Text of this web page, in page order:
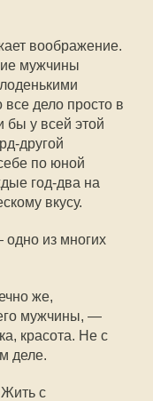
воображение.
мужчины
дело просто в
бы у всей этой
другой
по юной
год-два на
вкусу.
из многих
же,
мужчины, —
красота. Не с
деле.
с